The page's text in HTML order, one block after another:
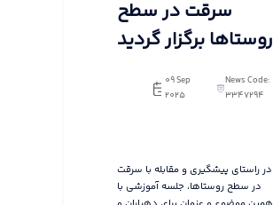
سرقت در سطح
روستاها برگزار گردید
09 Sep
2025
News Code:
3347294
در راستای پیشگیری و مقابله با سرقت
در سطح روستاها، جلسه آموزشی با